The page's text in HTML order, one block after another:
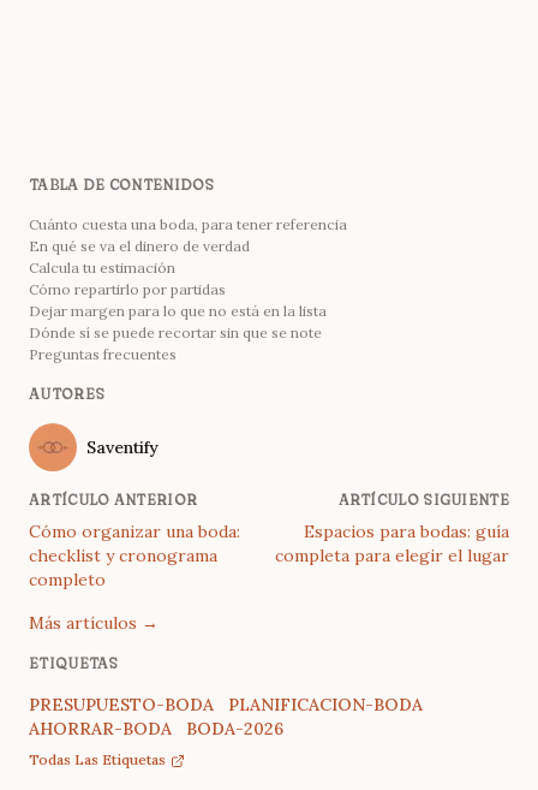
TABLA DE CONTENIDOS
Cuánto cuesta una boda, para tener referencia
En qué se va el dinero de verdad
Calcula tu estimación
Cómo repartirlo por partidas
Dejar margen para lo que no está en la lista
Dónde sí se puede recortar sin que se note
Preguntas frecuentes
AUTORES
Name
Saventify
ARTÍCULO ANTERIOR
Cómo organizar una boda:
checklist y cronograma
completo
ARTÍCULO SIGUIENTE
Espacios para bodas: guía
completa para elegir el lugar
Más artículos →
ETIQUETAS
PRESUPUESTO-BODA
PLANIFICACION-BODA
AHORRAR-BODA
BODA-2026
Todas Las Etiquetas